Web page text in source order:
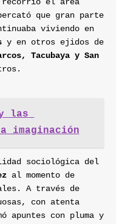
recorrió el área
que gran parte
y en otros ejidos de
Tacubaya y San
las
imaginación
sociológica del
al momento de
A través de
con atenta
apuntes con pluma y